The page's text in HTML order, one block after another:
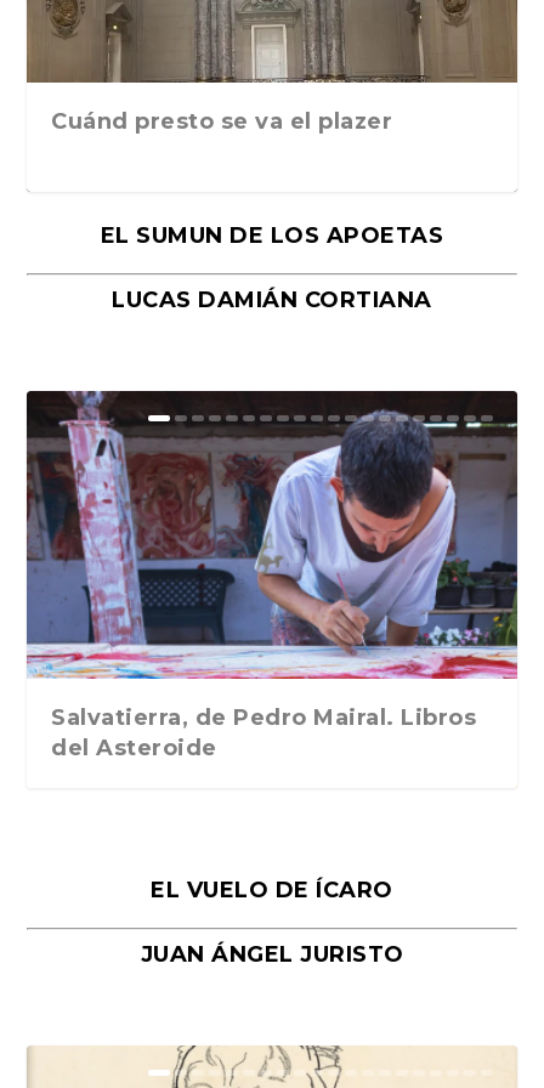
Cuánd presto se va el plazer
Moral, de Lyra Ekström Lindbäck.
Traducción de Car...
Revolución, de Hugo Gonçalves.
Libros del Asteroid...
«La música ha sido el gran amor de
mi vida». Esthe...
«El barman del Ritz», de Philippe
Collin. Traducci...
Mañanas de editorial, noches de
Bocaccio
EL SUMUN DE LOS APOETAS
LUCAS DAMIÁN CORTIANA
Salvatierra, de Pedro Mairal. Libros
del Asteroide
EL VUELO DE ÍCARO
JUAN ÁNGEL JURISTO